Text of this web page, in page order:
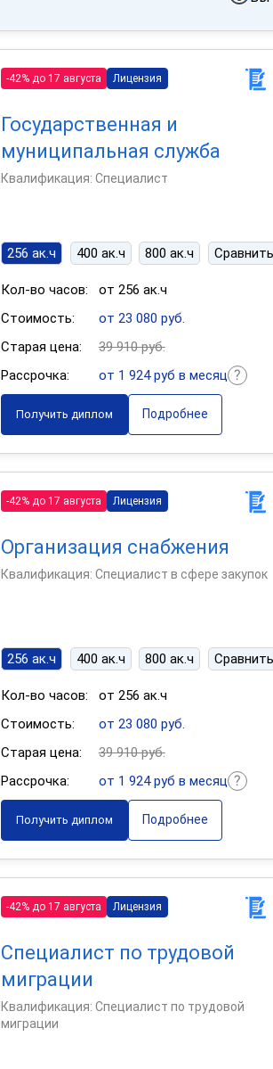
-42% до 17 августа Лицензия
Государственная и
муниципальная служба
Квалификация: Специалист
256 ак.ч 400 ак.ч 800 ак.ч Сравнить
Кол-во часов:
от 256 ак.ч
Стоимость:
от 23 080 руб.
Старая цена:
39 910 руб.
Рассрочка:
от 1 924 руб в месяц
Получить диплом Подробнее
-42% до 17 августа Лицензия
Организация снабжения
Квалификация: Специалист в сфере закупок
256 ак.ч 400 ак.ч 800 ак.ч Сравнить
Кол-во часов:
от 256 ак.ч
Стоимость:
от 23 080 руб.
Старая цена:
39 910 руб.
Рассрочка:
от 1 924 руб в месяц
Получить диплом Подробнее
-42% до 17 августа Лицензия
Специалист по трудовой
миграции
Квалификация: Специалист по трудовой
миграции